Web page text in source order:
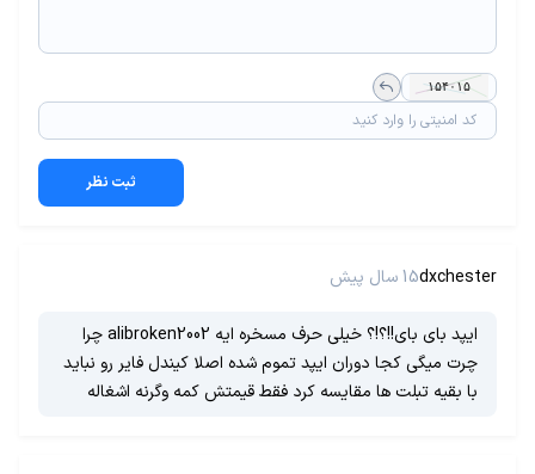
ثبت نظر
dxchester15 سال پیش
ایپد بای بای!!؟!؟ خیلی حرف مسخره ایه alibroken2002 چرا
چرت میگی کجا دوران ایپد تموم شده اصلا کیندل فایر رو نباید
با بقیه تبلت ها مقایسه کرد فقط قیمتش کمه وگرنه اشغاله